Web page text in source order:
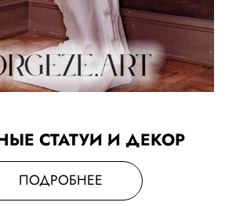
СТАТУИ И ДЕКОР
ПОДРОБНЕЕ